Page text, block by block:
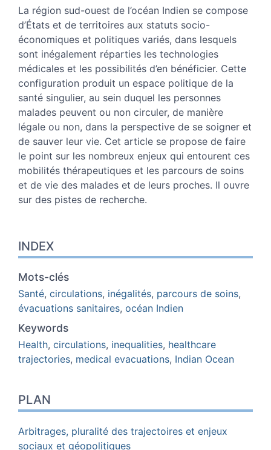
Texte
Notes
Citer cet article
Auteur
La région sud-ouest de l’océan Indien se compose
d’États et de territoires aux statuts socio-
économiques et politiques variés, dans lesquels
sont inégalement réparties les technologies
médicales et les possibilités d’en bénéficier. Cette
configuration produit un espace politique de la
santé singulier, au sein duquel les personnes
malades peuvent ou non circuler, de manière
légale ou non, dans la perspective de se soigner et
de sauver leur vie. Cet article se propose de faire
le point sur les nombreux enjeux qui entourent ces
mobilités thérapeutiques et les parcours de soins
et de vie des malades et de leurs proches. Il ouvre
sur des pistes de recherche.
INDEX
Mots-clés
Santé, circulations, inégalités, parcours de soins,
évacuations sanitaires, océan Indien
Keywords
Health, circulations, inequalities, healthcare
trajectories, medical evacuations, Indian Ocean
PLAN
Arbitrages, pluralité des trajectoires et enjeux
sociaux et géopolitiques